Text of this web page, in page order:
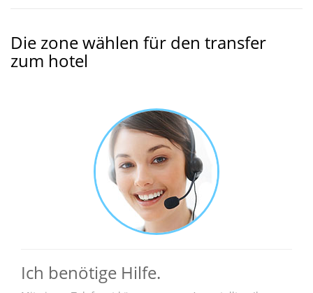
Die zone wählen für den transfer
zum hotel
Ich benötige Hilfe.